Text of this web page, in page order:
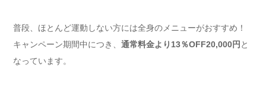
普段、ほとんど運動しない方には全身のメニューがおすすめ！
キャンペーン期間中につき、 通常料金より13％OFF20,000円 と
なっています。